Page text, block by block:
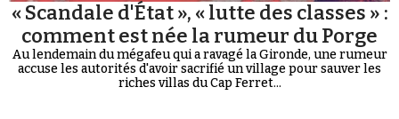
« Scandale d'État », « lutte des classes » :
comment est née la rumeur du Porge
Au lendemain du mégafeu qui a ravagé la Gironde, une rumeur
accuse les autorités d'avoir sacrifié un village pour sauver les
riches villas du Cap Ferret...